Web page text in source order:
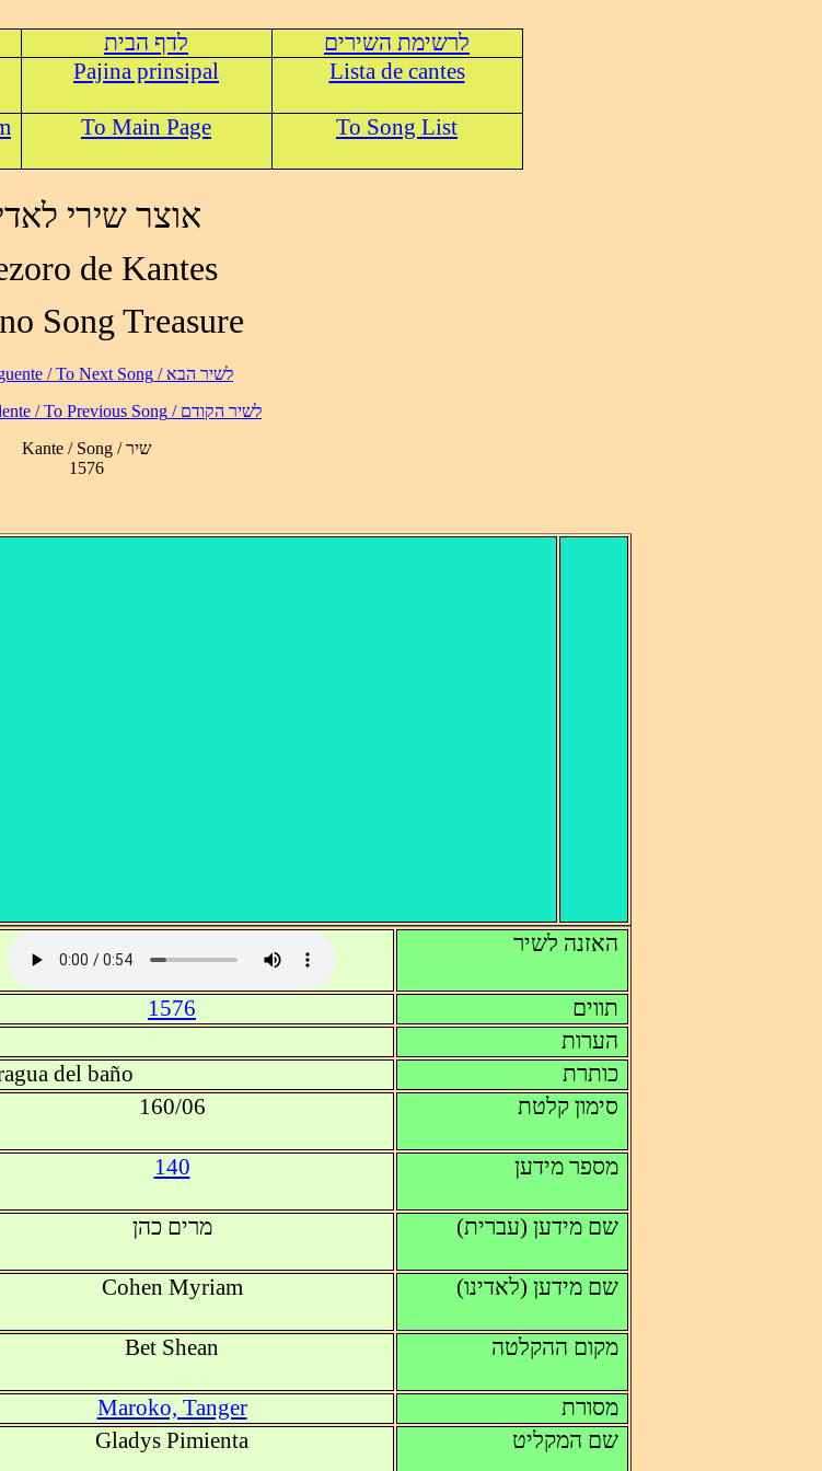
לרשימת השירים לדף הבית
Lista de cantes
Pajina prinsipal
To Song List
To Main Page
אוצר שירי
de Kantes
Song Treasure
לשיר הבא / Kante siguente / To Next Song
לשיר הקודם / Kante presedente / To Previous Song
Kante / Song / שיר
1576
האזנה לשיר
1576
תווים
הערות
del baño
כותרת
160/06 סימון קלטת
140 מספר מידען
מרים כהן שם מידען (עברית)
Cohen Myriam שם מידען (לאדינו)
Bet Shean מקום ההקלטה
Maroko, Tanger
מסורת
Gladys Pimienta שם המקליט